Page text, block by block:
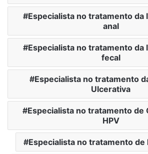
Especialista no tratamento da
anal
Especialista no tratamento da
fecal
Especialista no tratamento
Ulcerativa
Especialista no tratamento de
HPV
Especialista no tratamento de